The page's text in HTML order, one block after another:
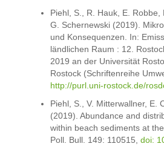
Piehl, S., R. Hauk, E.
G. Schernewski (2019).
und Konsequenzen. In:
ländlichen Raum : 12.
2019 an der Universität
Rostock (Schriftenreihe
http://purl.uni-rostock.de/
Piehl, S., V. Mitterwallner, E.
(2019). Abundance and
within beach sediments at
Poll. Bull. 149: 110515, doi: